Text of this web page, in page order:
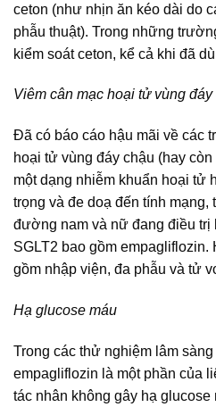
ceton (như nhịn ăn kéo dài do
phẫu thuật). Trong những
kiểm soát ceton, kể cả khi đã
Viêm cân mạc hoại tử vùng
Đã có báo cáo hậu mãi về các
hoại tử vùng đáy chậu (hay
một dạng nhiễm khuẩn hoại tử
trọng và đe doạ đến tính mạng,
đường nam và nữ đang điều trị
SGLT2 bao gồm empagliflozin.
gồm nhập viện, đa phẫu và tử
Hạ glucose máu
Trong các thử nghiệm lâm
empagliflozin là một phần của
tác nhân không gây hạ